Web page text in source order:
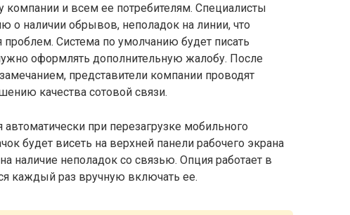
компании и всем ее потребителям. Специалисты
о наличии обрывов, неполадок на линии, что
проблем. Система по умолчанию будет писать
оформлять дополнительную жалобу. После
представители компании проводят
качества сотовой связи.
автоматически при перезагрузке мобильного
будет висеть на верхней панели рабочего экрана
наличие неполадок со связью. Опция работает в
каждый раз вручную включать ее.